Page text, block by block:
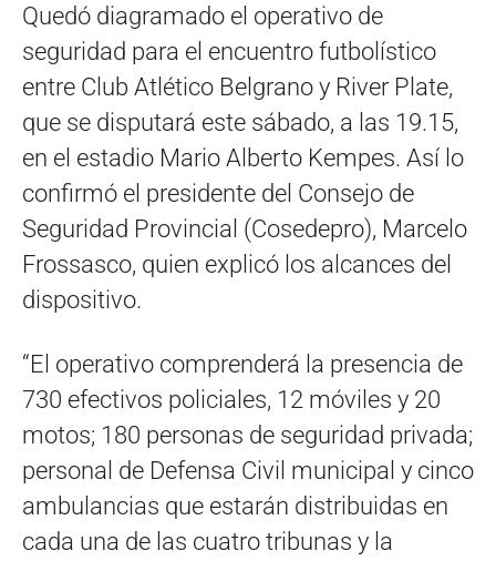
Quedó diagramado el operativo de
seguridad para el encuentro futbolístico
entre Club Atlético Belgrano y River Plate,
que se disputará este sábado, a las 19.15,
en el estadio Mario Alberto Kempes. Así lo
confirmó el presidente del Consejo de
Seguridad Provincial (Cosedepro), Marcelo
Frossasco, quien explicó los alcances del
dispositivo.
“El operativo comprenderá la presencia de
730 efectivos policiales, 12 móviles y 20
motos; 180 personas de seguridad privada;
personal de Defensa Civil municipal y cinco
ambulancias que estarán distribuidas en
cada una de las cuatro tribunas y la